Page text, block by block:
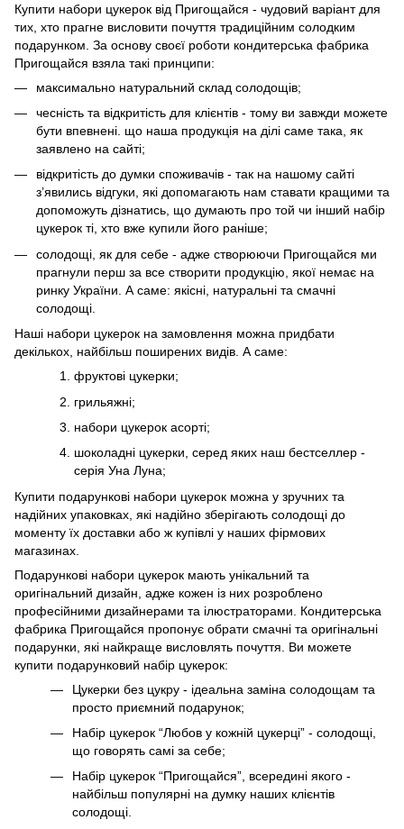
Купити набори цукерок від Пригощайся - чудовий варіант для
тих, хто прагне висловити почуття традиційним солодким
подарунком. За основу своєї роботи кондитерська фабрика
Пригощайся взяла такі принципи:
максимально натуральний склад солодощів;
чесність та відкритість для клієнтів - тому ви завжди можете
бути впевнені. що наша продукція на ділі саме така, як
заявлено на сайті;
відкритість до думки споживачів - так на нашому сайті
з’явились відгуки, які допомагають нам ставати кращими та
допоможуть дізнатись, що думають про той чи інший набір
цукерок ті, хто вже купили його раніше;
солодощі, як для себе - адже створюючи Пригощайся ми
прагнули перш за все створити продукцію, якої немає на
ринку України. А саме: якісні, натуральні та смачні
солодощі.
Наші набори цукерок на замовлення можна придбати
декількох, найбільш поширених видів. А саме:
фруктові цукерки;
грильяжні;
набори цукерок асорті;
шоколадні цукерки, серед яких наш бестселлер -
серія Уна Луна;
Купити подарункові набори цукерок можна у зручних та
надійних упаковках, які надійно зберігають солодощі до
моменту їх доставки або ж купівлі у наших фірмових
магазинах.
Подарункові набори цукерок мають унікальний та
оригінальний дизайн, адже кожен із них розроблено
професійними дизайнерами та ілюстраторами. Кондитерська
фабрика Пригощайся пропонує обрати смачні та оригінальні
подарунки, які найкраще висловлять почуття. Ви можете
купити подарунковий набір цукерок:
Цукерки без цукру - ідеальна заміна солодощам та
просто приємний подарунок;
Набір цукерок “Любов у кожній цукерці” - солодощі,
що говорять самі за себе;
Набір цукерок “Пригощайся”, всередині якого -
найбільш популярні на думку наших клієнтів
солодощі.